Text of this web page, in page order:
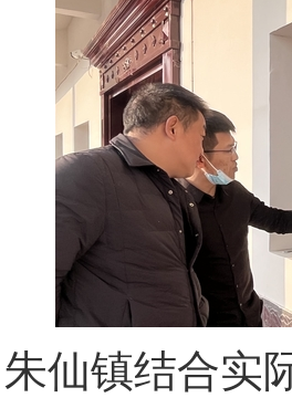
仙镇结合实